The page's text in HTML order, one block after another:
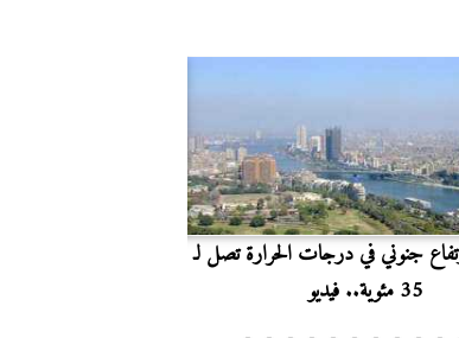
جنوني في درجات الحرارة تصل لـ
35 مئوية.. فيديو